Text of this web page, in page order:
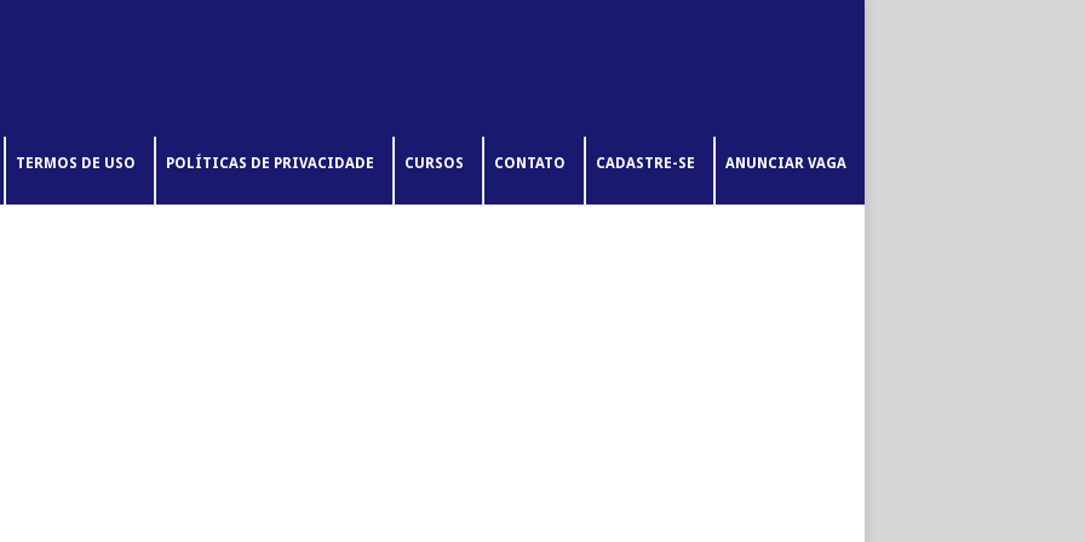
TERMOS DE USO POLÍTICAS DE PRIVACIDADE CURSOS CONTATO CADASTRE-SE ANUNCIAR VAGA